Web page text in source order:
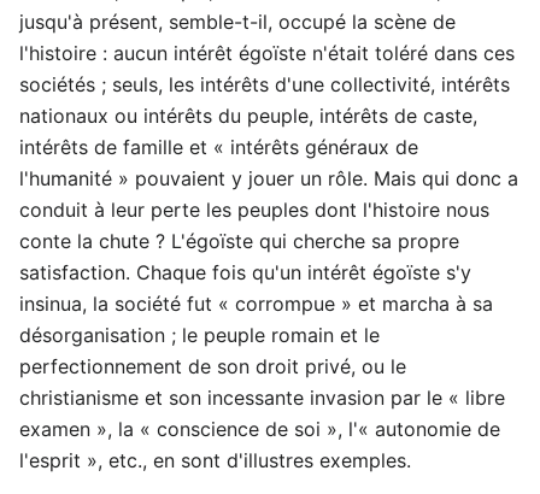
jusqu'à présent, semble-t-il, occupé la scène de
l'histoire : aucun intérêt égoïste n'était toléré dans ces
sociétés ; seuls, les intérêts d'une collectivité, intérêts
nationaux ou intérêts du peuple, intérêts de caste,
intérêts de famille et « intérêts généraux de
l'humanité » pouvaient y jouer un rôle. Mais qui donc a
conduit à leur perte les peuples dont l'histoire nous
conte la chute ? L'égoïste qui cherche sa propre
satisfaction. Chaque fois qu'un intérêt égoïste s'y
insinua, la société fut « corrompue » et marcha à sa
désorganisation ; le peuple romain et le
perfectionnement de son droit privé, ou le
christianisme et son incessante invasion par le « libre
examen », la « conscience de soi », l'« autonomie de
l'esprit », etc., en sont d'illustres exemples.